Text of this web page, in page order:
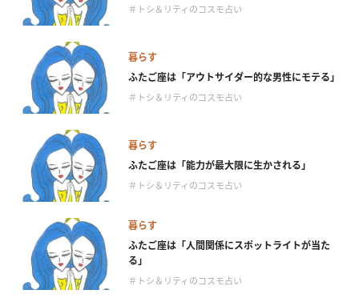
＃トシ＆リティのコスモ占い
暮らす
ふたご座は「アウトサイダー的な男性にモテる」
＃トシ＆リティのコスモ占い
暮らす
ふたご座は「能力が最大限に生かされる」
＃トシ＆リティのコスモ占い
暮らす
ふたご座は「人間関係にスポットライトが当た
る」
＃トシ＆リティのコスモ占い